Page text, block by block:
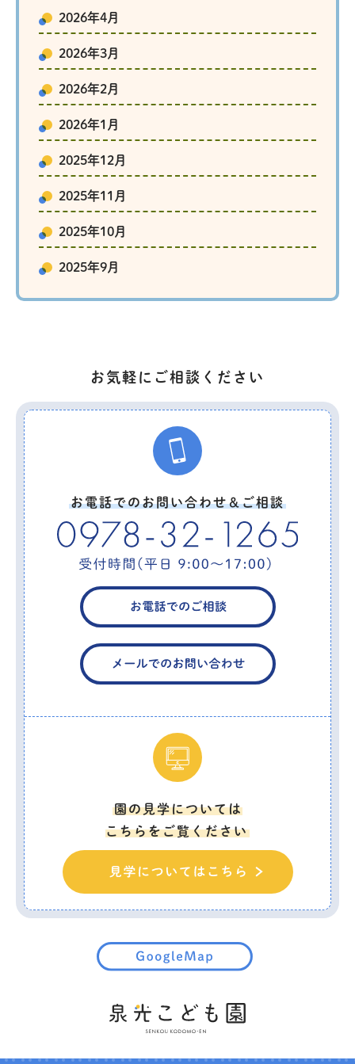
2026年4月
2026年3月
2026年2月
2026年1月
2025年12月
2025年11月
2025年10月
2025年9月
お気軽にご相談ください
お電話でのお問い合わせ＆ご相談
園の見学については
こちらをご覧ください